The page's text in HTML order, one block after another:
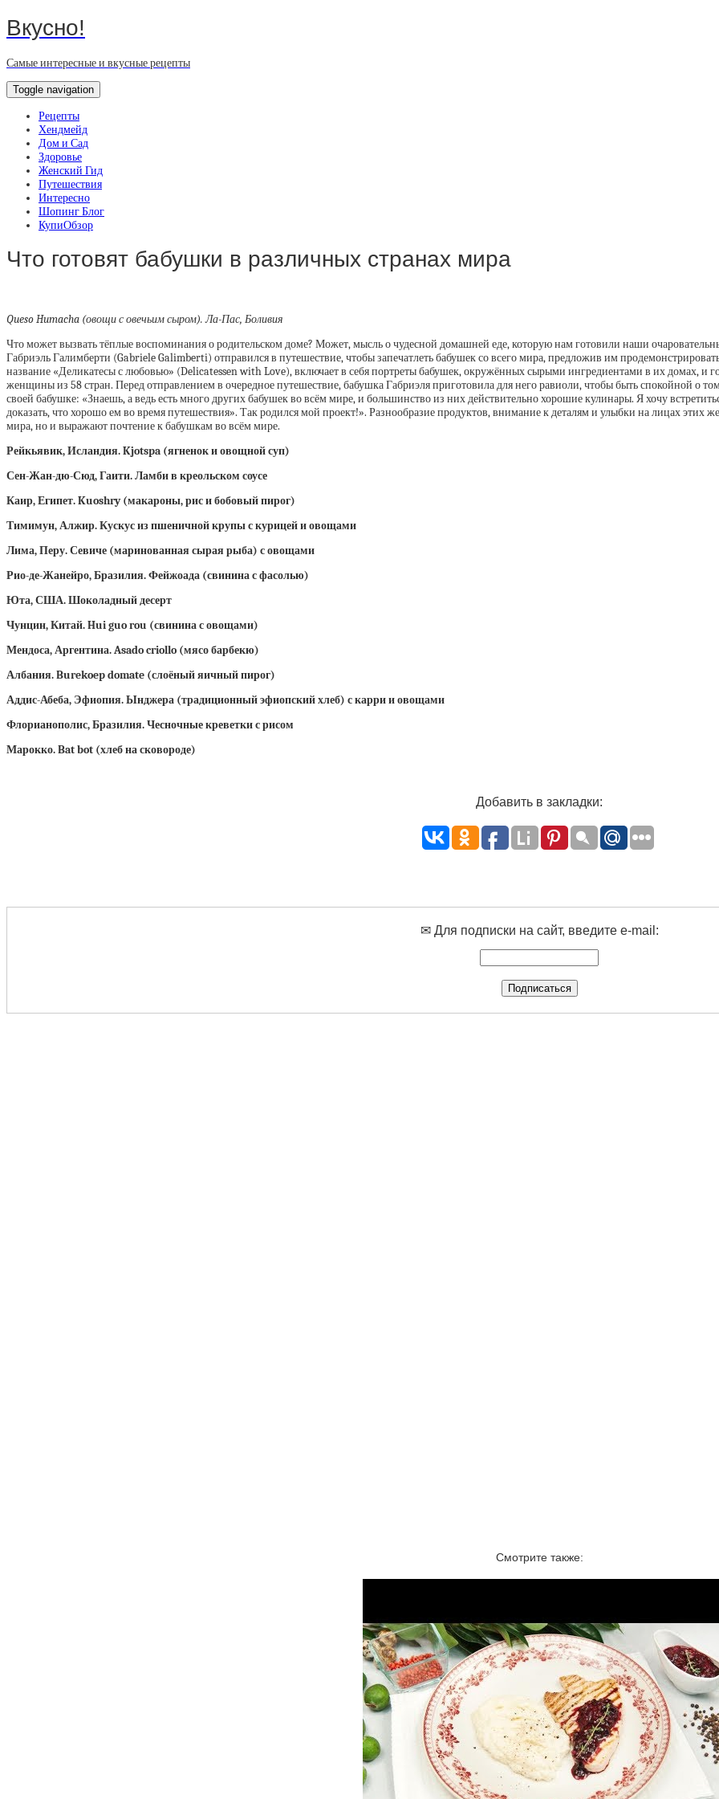
Вкусно!
Самые интересные и вкусные рецепты
Toggle navigation
Рецепты
Хендмейд
Дом и Сад
Здоровье
Женский Гид
Путешествия
Интересно
Шопинг Блог
КупиОбзор
Что готовят бабушки в различных странах мира
Queso Humacha (овощи с овечьим сыром). Ла-Пас, Боливия
Что может вызвать тёплые воспоминания о родительском доме? Может, мысль о чудесной домашней еде, которую нам готовили наши
Габриэль Галимберти (Gabriele Galimberti) отправился в путешествие, чтобы запечатлеть бабушек со всего мира, предложив им
название «Деликатесы с любовью» (Delicatessen with Love), включает в себя портреты бабушек, окружённых сырыми ингредиентами в их домах,
женщины из 58 стран. Перед отправлением в очередное путешествие, бабушка Габриэля приготовила для него равиоли, чтобы быть спокойной о
своей бабушке: «Знаешь, а ведь есть много других бабушек во всём мире, и большинство из них действительно хорошие кулинары. Я хочу
доказать, что хорошо ем во время путешествия». Так родился мой проект!». Разнообразие продуктов, внимание к деталям и улыбки на лицах
мира, но и выражают почтение к бабушкам во всём мире.
Рейкьявик, Исландия. Kjotspa (ягненок и овощной суп)
Сен-Жан-дю-Сюд, Гаити. Ламби в креольском соусе
Каир, Египет. Kuoshry (макароны, рис и бобовый пирог)
Тимимун, Алжир. Кускус из пшеничной крупы с курицей и овощами
Лима, Перу. Севиче (маринованная сырая рыба) с овощами
Рио-де-Жанейро, Бразилия. Фейжоада (свинина с фасолью)
Юта, США. Шоколадный десерт
Чунцин, Китай. Hui guo rou (свинина с овощами)
Мендоса, Аргентина. Asado criollo (мясо барбекю)
Албания. Burekoep domate (слоёный яичный пирог)
Аддис-Абеба, Эфиопия. Ынджера (традиционный эфиопский хлеб) с карри и овощами
Флорианополис, Бразилия. Чесночные креветки с рисом
Марокко. Bat bot (хлеб на сковороде)
Добавить в закладки:
✉ Для подписки на сайт, введите e-mail:
Смотрите также: